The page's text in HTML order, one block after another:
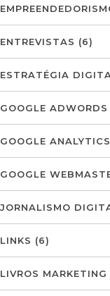
ENTREVISTAS (6)
ESTRATÉGIA
GOOGLE ADWORDS
GOOGLE ANALYTICS
GOOGLE
JORNALISMO
LINKS (6)
LIVROS